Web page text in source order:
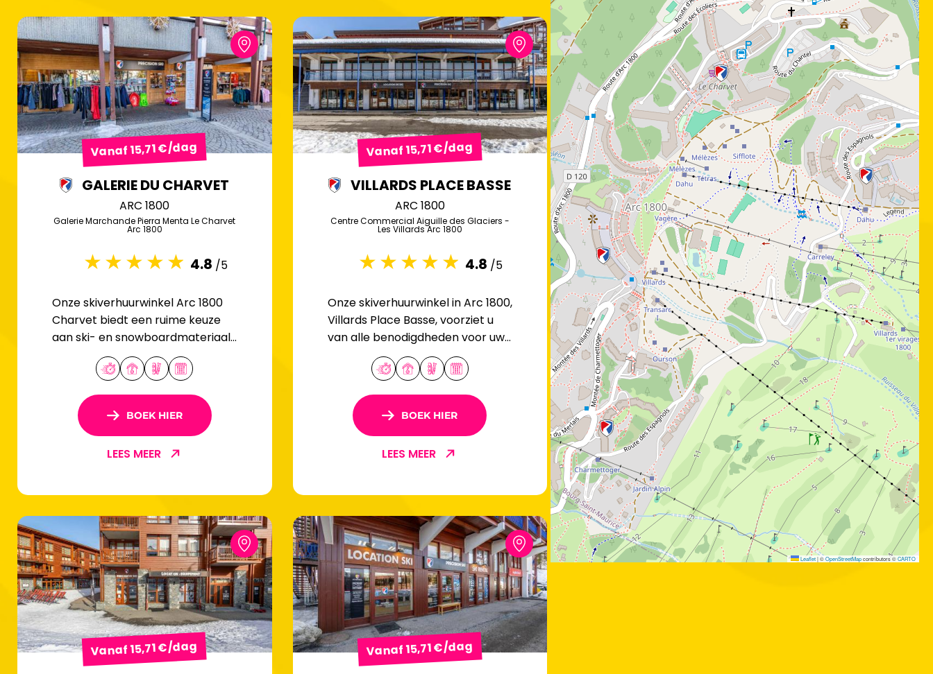
Vanaf 15,71 €/dag
GALERIE DU CHARVET
ARC 1800
Galerie Marchande Pierra Menta Le Charvet
Arc 1800
4.8 /5
Onze skiverhuurwinkel Arc 1800
Charvet biedt een ruime keuze
aan ski- en snowboardmateriaal
voor het hele gezin.
BOEK HIER
LEES MEER
Vanaf 15,71 €/dag
VILLARDS PLACE BASSE
ARC 1800
Centre Commercial Aiguille des Glaciers -
Les Villards Arc 1800
4.8 /5
Onze skiverhuurwinkel in Arc 1800,
Villards Place Basse, voorziet u
van alle benodigdheden voor uw
vakantie in Les Arcs.
BOEK HIER
LEES MEER
Vanaf 15,71 €/dag Vanaf 15,71 €/dag
Leaflet|©OpenStreetMapcontributors ©CARTO